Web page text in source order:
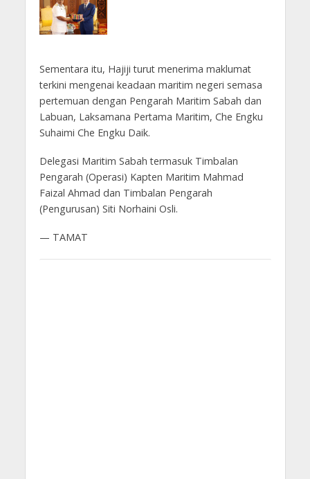
Sementara itu, Hajiji turut menerima maklumat
terkini mengenai keadaan maritim negeri semasa
pertemuan dengan Pengarah Maritim Sabah dan
Labuan, Laksamana Pertama Maritim, Che Engku
Suhaimi Che Engku Daik.
Delegasi Maritim Sabah termasuk Timbalan
Pengarah (Operasi) Kapten Maritim Mahmad
Faizal Ahmad dan Timbalan Pengarah
(Pengurusan) Siti Norhaini Osli.
— TAMAT